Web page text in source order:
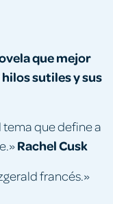
que mejor
sutiles y sus
tema que define a
Rachel Cusk
francés.»